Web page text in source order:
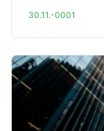
30.11.-0001